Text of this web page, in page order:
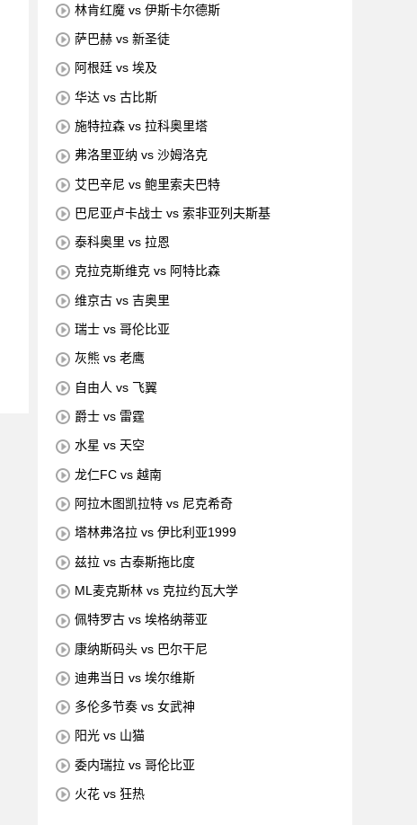
林肯红魔 vs 伊斯卡尔德斯
萨巴赫 vs 新圣徒
阿根廷 vs 埃及
华达 vs 古比斯
施特拉森 vs 拉科奥里塔
弗洛里亚纳 vs 沙姆洛克
艾巴辛尼 vs 鲍里索夫巴特
巴尼亚卢卡战士 vs 索非亚列夫斯基
泰科奥里 vs 拉恩
克拉克斯维克 vs 阿特比森
维京古 vs 吉奥里
瑞士 vs 哥伦比亚
灰熊 vs 老鹰
自由人 vs 飞翼
爵士 vs 雷霆
水星 vs 天空
龙仁FC vs 越南
阿拉木图凯拉特 vs 尼克希奇
塔林弗洛拉 vs 伊比利亚1999
兹拉 vs 古泰斯拖比度
ML麦克斯林 vs 克拉约瓦大学
佩特罗古 vs 埃格纳蒂亚
康纳斯码头 vs 巴尔干尼
迪弗当日 vs 埃尔维斯
多伦多节奏 vs 女武神
阳光 vs 山猫
委内瑞拉 vs 哥伦比亚
火花 vs 狂热